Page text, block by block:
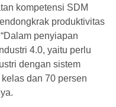
kompetensi SDM
produktivitas
penyiapan
4.0, yaitu perlu
dengan sistem
dan 70 persen